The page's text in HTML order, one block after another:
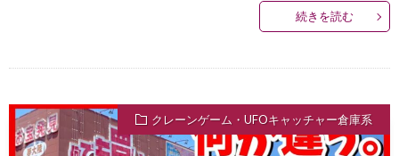
続きを読む
クレーンゲーム・UFOキャッチャー倉庫系